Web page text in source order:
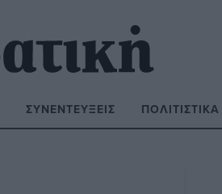
ΣΥΝΕΝΤΕΎΞΕΙΣ ΠΟΛΙΤΙΣΤΙΚΆ